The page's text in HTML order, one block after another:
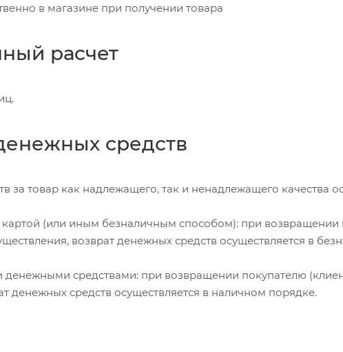
в магазине при получении товара
расчет
средств
за товар как надлежащего, так и ненадлежащего качества
(или иным безналичным способом): при возвращении
возврат денежных средств осуществляется в
средствами: при возвращении покупателю
денежных средств осуществляется в наличном порядке.